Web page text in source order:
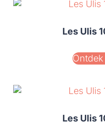
Les Ulis
Les Ulis